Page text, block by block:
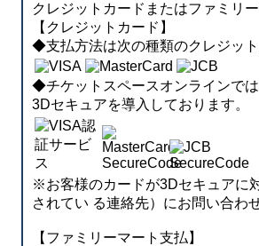
クレジットカードまたはファミリ
【クレジットカード】
◆支払方法は次の種類のクレジッ
◆チケットスペースオンラインで
3Dセキュアを導入しております。
※お客様のカードが3Dセキュアに
されてい る連絡先）にお問い合わ
【ファミリーマート支払】